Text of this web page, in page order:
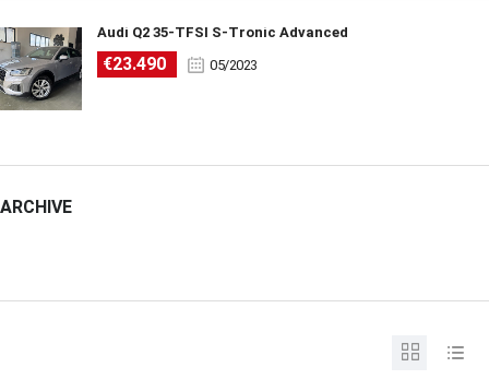
Audi Q2 35-TFSI S-Tronic Advanced
€23.490 05/2023
ARCHIVE